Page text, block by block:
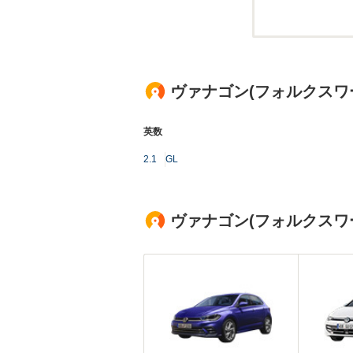
ヴァナゴン(フォルクス
英数
2.1 GL
ヴァナゴン(フォルクス